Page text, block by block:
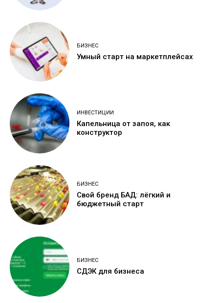
БИЗНЕС
Умный старт на маркетплейсах
ИНВЕСТИЦИИ
Капельница от запоя, как
конструктор
БИЗНЕС
Свой бренд БАД: лёгкий и
бюджетный старт
БИЗНЕС
СДЭК для бизнеса